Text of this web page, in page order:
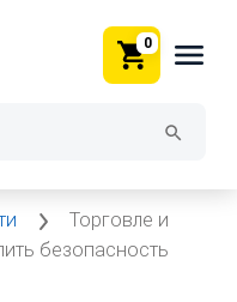
0
Торговле и
безопасность